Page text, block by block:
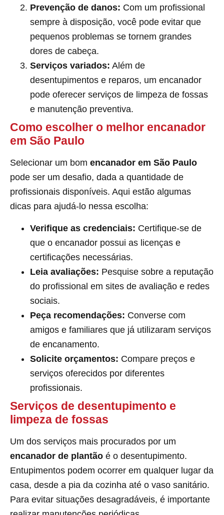
Prevenção de danos: Com um profissional
sempre à disposição, você pode evitar que
pequenos problemas se tornem grandes
dores de cabeça.
Serviços variados: Além de
desentupimentos e reparos, um encanador
pode oferecer serviços de limpeza de fossas
e manutenção preventiva.
Como escolher o melhor encanador
em São Paulo
Selecionar um bom encanador em São Paulo
pode ser um desafio, dada a quantidade de
profissionais disponíveis. Aqui estão algumas
dicas para ajudá-lo nessa escolha:
Verifique as credenciais: Certifique-se de
que o encanador possui as licenças e
certificações necessárias.
Leia avaliações: Pesquise sobre a reputação
do profissional em sites de avaliação e redes
sociais.
Peça recomendações: Converse com
amigos e familiares que já utilizaram serviços
de encanamento.
Solicite orçamentos: Compare preços e
serviços oferecidos por diferentes
profissionais.
Serviços de desentupimento e
limpeza de fossas
Um dos serviços mais procurados por um
encanador de plantão é o desentupimento.
Entupimentos podem ocorrer em qualquer lugar da
casa, desde a pia da cozinha até o vaso sanitário.
Para evitar situações desagradáveis, é importante